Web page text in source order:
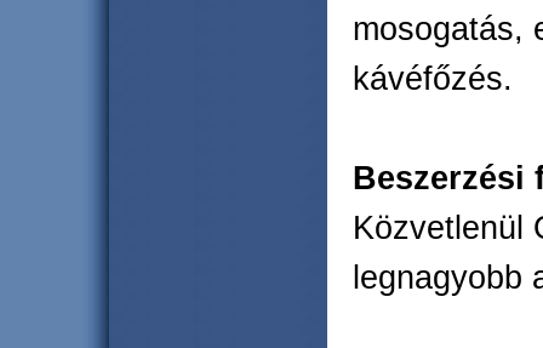
mosogatás,
kávéfőzés.
Beszerzési
Közvetlenül
legnagyobb